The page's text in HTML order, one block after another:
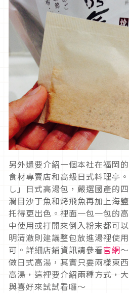
另外還要介紹一個本社在福岡
食材專賣店和高級日式料理亭
し」日式高湯包，嚴選國產的
潤目沙丁魚和烤飛魚再加上海
托得更出色。裡面一包一包的
中使用或打開來倒入粉末都可
明清澈則建議整包放進湯裡使
可。詳細店鋪資訊請參看官網
做日式高湯，其實只要兩樣東
高湯，這裡要介紹兩種方式，
與喜好來試試看囉～